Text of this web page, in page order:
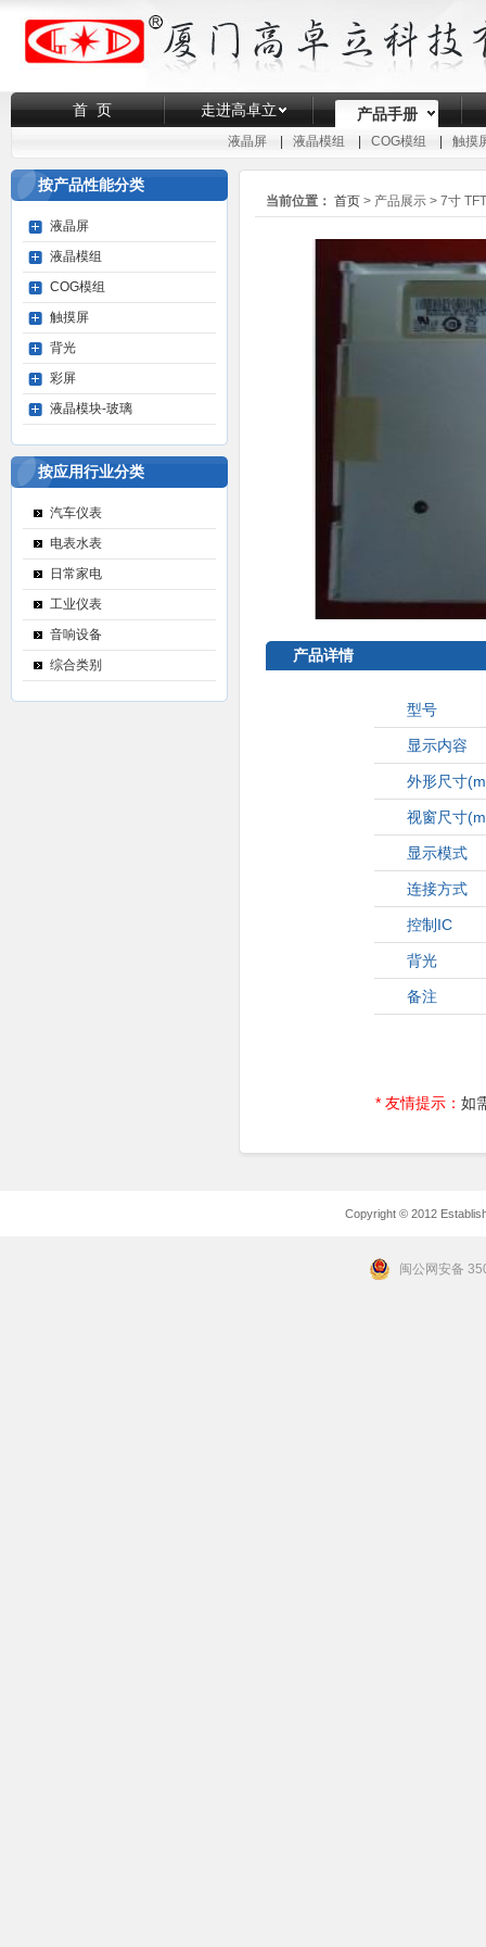
首 页 走进高卓立 产品手册
液晶屏 液晶模组 COG模组 触摸
按产品性能分类
液晶屏
液晶模组
COG模组
触摸屏
背光
彩屏
液晶模块-玻璃
按应用行业分类
汽车仪表
电表水表
日常家电
工业仪表
音响设备
综合类别
当前位置： 首页 > 产品展示 > 7寸 TFT
产品详情
型号
显示内容
外形尺寸
视窗尺寸
显示模式
连接方式
控制IC
背光
备注
* 友情提示： 如
Copyright © 2012
闽公网安备